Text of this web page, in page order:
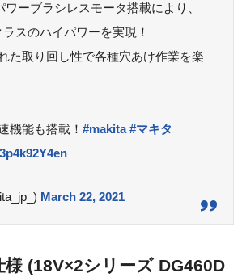
ーブラシレスモータ搭載により、
スのハイパワーを実現！
た取り回し性で各種穴あけ作業を楽
機能も搭載！ #makita #マキタ
March 22, 2021
様 (18V×2シリーズ DG460D